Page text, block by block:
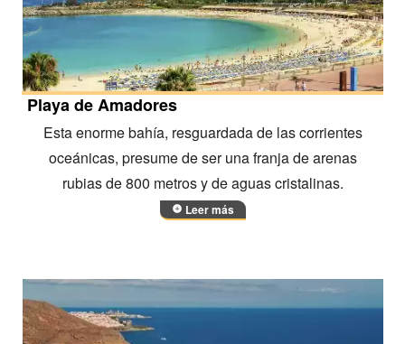
Playa de Amadores
Esta enorme bahía, resguardada de las corrientes
oceánicas, presume de ser una franja de arenas
rubias de 800 metros y de aguas cristalinas.
Leer más